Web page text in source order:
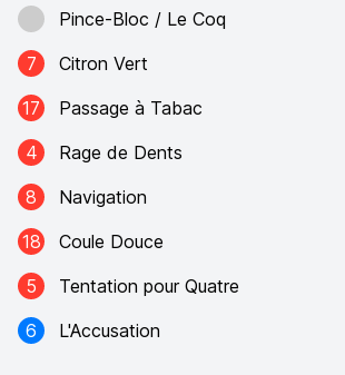
Pince-Bloc / Le Coq
7
Citron Vert
17
Passage à Tabac
4
Rage de Dents
8
Navigation
18
Coule Douce
5
Tentation pour Quatre
6
L'Accusation